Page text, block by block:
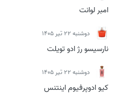
امبر لوانت
دوشنبه 22 تیر 1405
نارسیسو رژ ادو تویلت
دوشنبه 22 تیر 1405
کیو ادوپرفیوم اینتنس